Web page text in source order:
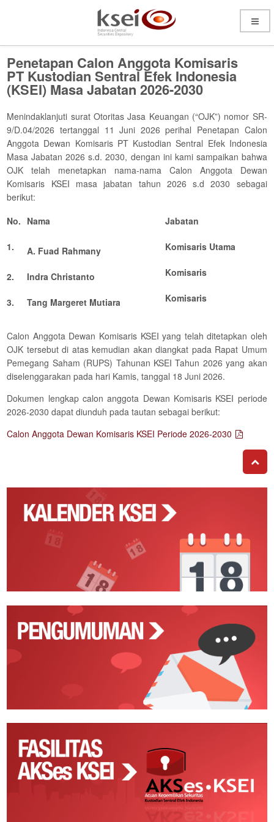
Open
Menu
Penetapan Calon Anggota Komisaris
PT Kustodian Sentral Efek Indonesia
(KSEI) Masa Jabatan 2026-2030
Menindaklanjuti surat Otoritas Jasa Keuangan (“OJK”) nomor SR-
9/D.04/2026 tertanggal 11 Juni 2026 perihal Penetapan Calon
Anggota Dewan Komisaris PT Kustodian Sentral Efek Indonesia
Masa Jabatan 2026 s.d. 2030, dengan ini kami sampaikan bahwa
OJK telah menetapkan nama-nama Calon Anggota Dewan
Komisaris KSEI masa jabatan tahun 2026 s.d 2030 sebagai
berikut:
No. Nama Jabatan
1. A. Fuad Rahmany Komisaris Utama
2. Indra Christanto Komisaris
3. Tang Margeret Mutiara Komisaris
Calon Anggota Dewan Komisaris KSEI yang telah ditetapkan oleh
OJK tersebut di atas kemudian akan diangkat pada Rapat Umum
Pemegang Saham (RUPS) Tahunan KSEI Tahun 2026 yang akan
diselenggarakan pada hari Kamis, tanggal 18 Juni 2026.
Dokumen lengkap calon anggota Dewan Komisaris KSEI periode
2026-2030 dapat diunduh pada tautan sebagai berikut:
Calon Anggota Dewan Komisaris KSEI Periode 2026-2030
GO
Corporate
Action
AKSes
KSEI